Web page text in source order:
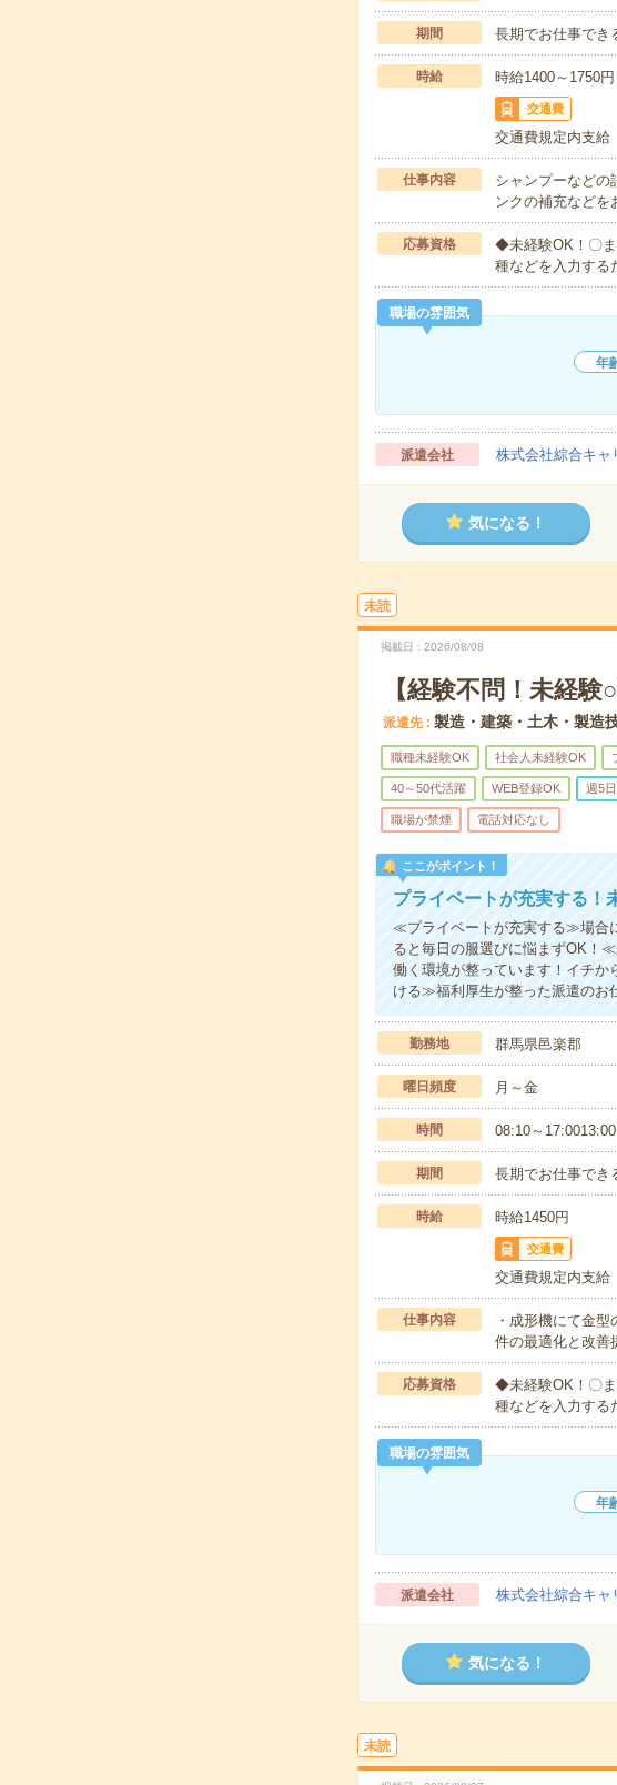
期間 長期でお仕事でき
時給 時給1400～1750円
交通費
交通費規定内支給
仕事内容
シャンプーなどの
ンクの補充など
応募資格
◆未経験OK！〇
種などを入力す
職場の雰囲気
年
派遣会社 株式会社綜合キ
気になる！
未読
掲載日 2026/08/08
【経験不問！未経
派遣先 製造・建築・土木・製造
職種未経験OK 社会人未経験OK
40～50代活躍 WEB登録OK 週5
職場が禁煙 電話対応なし
ここがポイント！
プライベートが充実する！
≪プライベートが充実する≫場合
ると毎日の服選びに悩まずOK！
働く環境が整っています！イチ
ける≫福利厚生が整った派遣のお
勤務地 群馬県邑楽郡
曜日頻度 月～金
時間 08:10～
期間 長期でお仕事でき
時給 時給1450円
交通費
交通費規定内支給
仕事内容
・成形機にて金
件の最適化と改
応募資格
◆未経験OK！〇
種などを入力す
職場の雰囲気
年
派遣会社 株式会社綜合キ
気になる！
未読